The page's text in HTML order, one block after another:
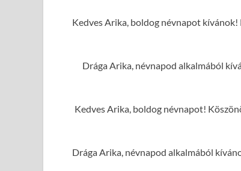
Kedves Arika, boldog névnapot
Drága Arika, névnapod alkalmából
Kedves Arika, boldog névnapot!
Drága Arika, névnapod alkalmából